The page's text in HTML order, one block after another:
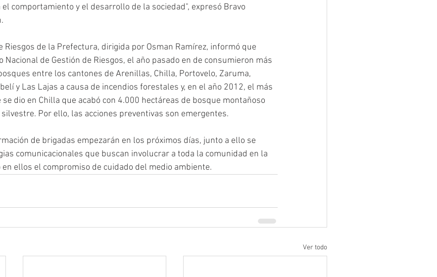
comportamiento y el desarrollo de la sociedad", expresó Bravo
Riesgos de la Prefectura, dirigida por Osman Ramírez, informó que
Nacional de Gestión de Riesgos, el año pasado en de consumieron más
entre los cantones de Arenillas, Chilla, Portovelo, Zaruma,
y Las Lajas a causa de incendios forestales y, en el año 2012, el más
dio en Chilla que acabó con 4.000 hectáreas de bosque montañoso
Por ello, las acciones preventivas son emergentes.
de brigadas empezarán en los próximos días, junto a ello se
comunicacionales que buscan involucrar a toda la comunidad en la
ellos el compromiso de cuidado del medio ambiente.
Ver todo